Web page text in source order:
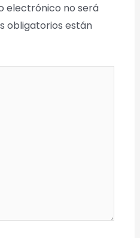
electrónico no será
obligatorios están